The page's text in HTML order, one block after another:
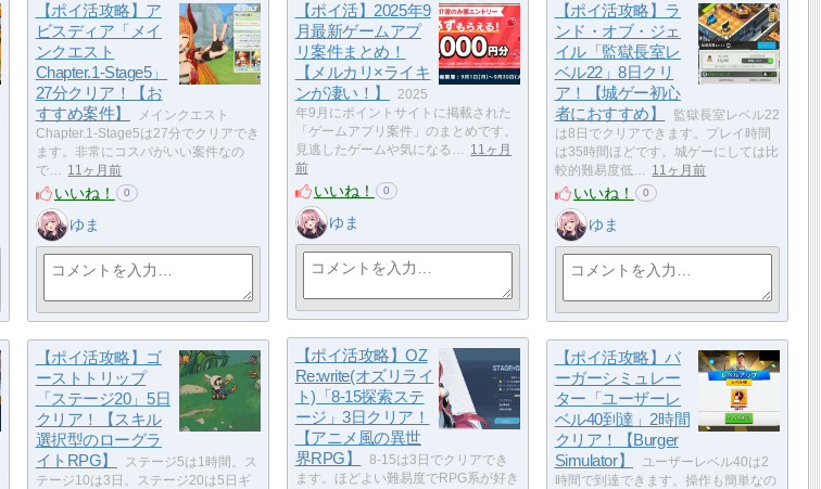
【ポイ活攻略】ア
ビスディア「メイ
ンクエスト
Chapter.1-Stage5」
27分クリア！【お
すすめ案件】
メインクエスト
Chapter.1-Stage5は27分でクリアでき
ます。非常にコスパがいい案件なの
で… 11ヶ月前
いいね！ 0
ゆま
【ポイ活】2025年9
月最新ゲームアプ
リ案件まとめ！
【メルカリ×ライキ
ンが凄い！】
2025
年9月にポイントサイトに掲載された
「ゲームアプリ案件」のまとめです。
見逃したゲームや気になる… 11ヶ月
前
いいね！ 0
ゆま
【ポイ活攻略】ラ
ンド・オブ・ジェ
イル「監獄長室レ
ベル22」8日クリ
ア！【城ゲー初心
者におすすめ】
監獄長室レベル22
は8日でクリアできます。プレイ時間
は35時間ほどです。城ゲーにしては比
較的難易度低… 11ヶ月前
いいね！ 0
ゆま
【ポイ活攻略】OZ
Re:write(オズリライ
ト)「8-15探索ステ
ージ」3日クリア！
【アニメ風の異世
界RPG】
8-15は3日でクリアでき
ます。ほどよい難易度でRPG系が好き
【ポイ活攻略】ゴ
ーストトリップ
「ステージ20」5日
クリア！【スキル
選択型のローグラ
イトRPG】
ステージ5は1時間。ス
テージ10は3日。ステージ20は5日ギ
【ポイ活攻略】バ
ーガーシミュレー
ター「ユーザーレ
ベル40到達」2時間
クリア！【Burger
Simulator】
ユーザーレベル40は2
時間で到達できます。操作も簡単なの